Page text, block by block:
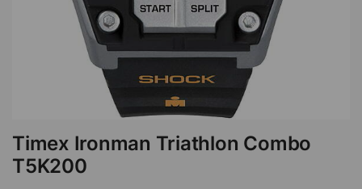
Timex Ironman Triathlon Combo
T5K200